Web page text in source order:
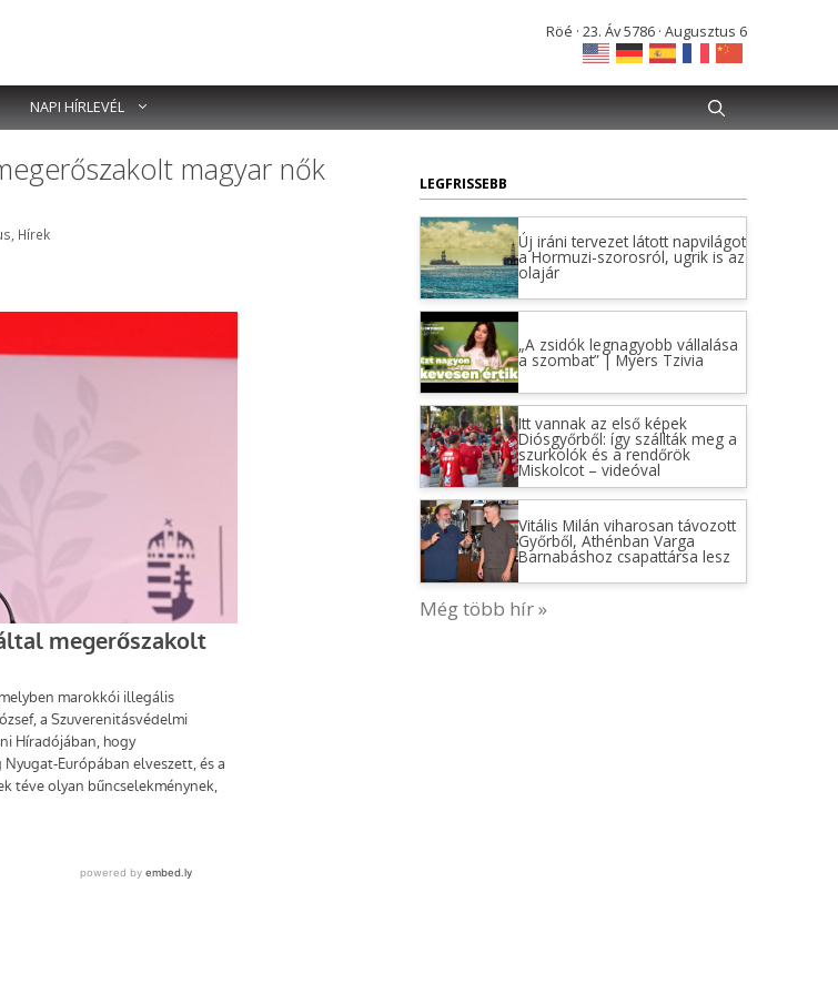
Röé · 23. Áv 5786 · Augusztus 6
NAPI HÍRLEVÉL
magyar nők
Hírek
LEGFRISSEBB
Új iráni tervezet látott napvilágot
a Hormuzi-szorosról, ugrik is az
olajár
„A zsidók legnagyobb vállalása
a szombat” | Myers Tzivia
Itt vannak az első képek
Diósgyőrből: így szállták meg a
szurkolók és a rendőrök
Miskolcot – videóval
Vitális Milán viharosan távozott
Győrből, Athénban Varga
Barnabáshoz csapattársa lesz
Még több hír »